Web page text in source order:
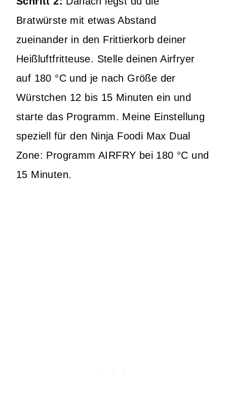
Bratwürste mit etwas Abstand
zueinander in den Frittierkorb deiner
Heißluftfritteuse. Stelle deinen Airfryer
auf 180 °C und je nach Größe der
Würstchen 12 bis 15 Minuten ein und
starte das Programm. Meine Einstellung
speziell für den Ninja Foodi Max Dual
Zone: Programm AIRFRY bei 180 °C und
15 Minuten.